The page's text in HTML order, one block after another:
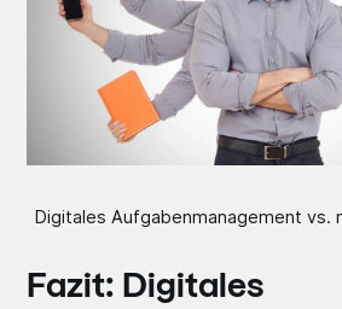
Digitales Aufgabenmanagement vs.
Fazit: Digitales